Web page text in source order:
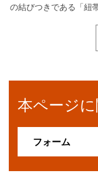
の結びつきである「紐
本ページ
フォーム